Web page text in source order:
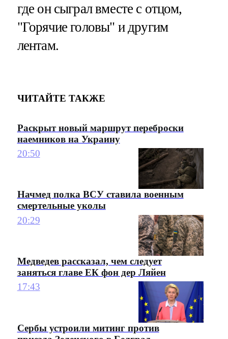
где он сыграл вместе с отцом,
"Горячие головы" и другим
лентам.
ЧИТАЙТЕ ТАКЖЕ
Раскрыт новый маршрут переброски
наемников на Украину
20:50
Начмед полка ВСУ ставила военным
смертельные уколы
20:29
Медведев рассказал, чем следует
заняться главе ЕК фон дер Ляйен
17:43
Сербы устроили митинг против